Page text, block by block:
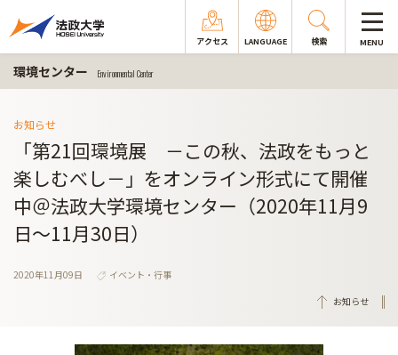
アクセス LANGUAGE 検索 MENU
環境センター Environmental Center
お知らせ
「第21回環境展 －この秋、法政をもっと
楽しむべし－」をオンライン形式にて開催
中＠法政大学環境センター（2020年11月9
日～11月30日）
2020年11月09日
イベント・行事
お知らせ